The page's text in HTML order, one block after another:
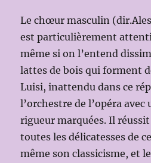
Le chœur masculin
est particulièrement
même si on l’entend
lattes de bois qui forment
Luisi, inattendu dans ce
l’orchestre de l’opéra avec
rigueur marquées. Il
toutes les délicatesses de
même son classicisme, et